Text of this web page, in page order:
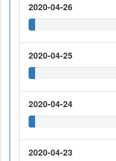
2020-04-26
2020-04-25
2020-04-24
2020-04-23